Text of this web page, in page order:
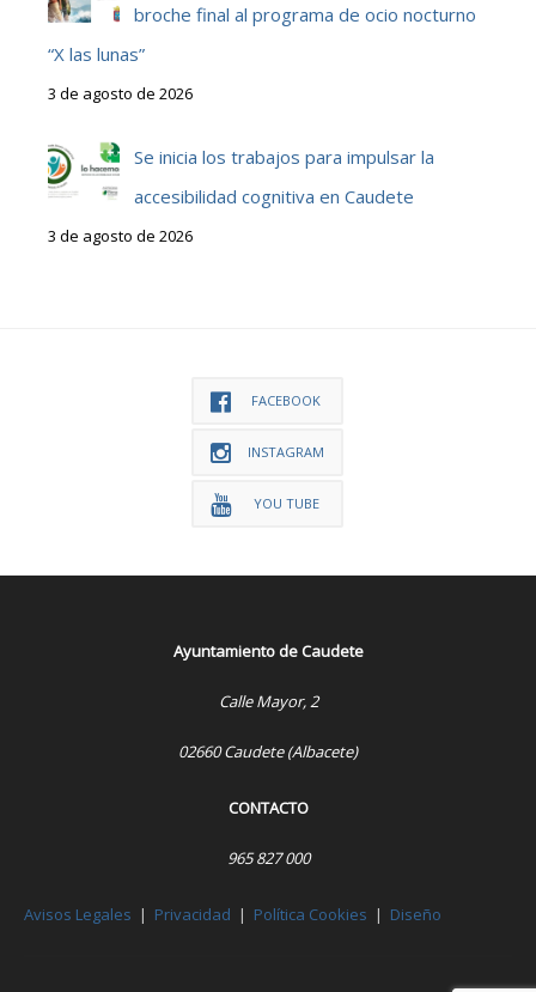
broche final al programa de ocio nocturno
“X las lunas”
3 de agosto de 2026
Se inicia los trabajos para impulsar la
accesibilidad cognitiva en Caudete
3 de agosto de 2026
FACEBOOK
INSTAGRAM
YOU TUBE
Ayuntamiento de Caudete
Calle Mayor, 2
02660 Caudete (Albacete)
CONTACTO
965 827 000
Avisos Legales | Privacidad | Política Cookies | Diseño